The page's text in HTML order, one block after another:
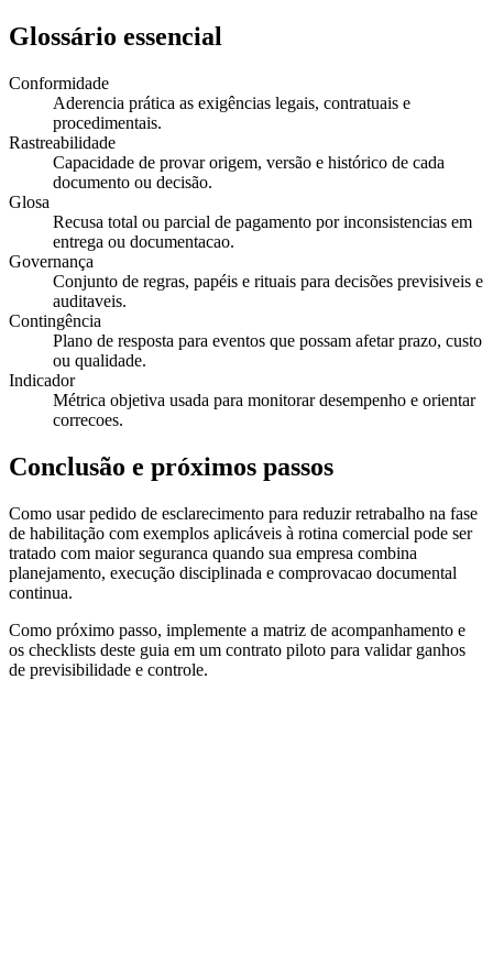
Glossário essencial
Conformidade
Aderencia prática as exigências legais, contratuais e
procedimentais.
Rastreabilidade
Capacidade de provar origem, versão e histórico de cada
documento ou decisão.
Glosa
Recusa total ou parcial de pagamento por inconsistencias em
entrega ou documentacao.
Governança
Conjunto de regras, papéis e rituais para decisões previsiveis e
auditaveis.
Contingência
Plano de resposta para eventos que possam afetar prazo, custo
ou qualidade.
Indicador
Métrica objetiva usada para monitorar desempenho e orientar
correcoes.
Conclusão e próximos passos
Como usar pedido de esclarecimento para reduzir retrabalho na fase
de habilitação com exemplos aplicáveis à rotina comercial pode ser
tratado com maior seguranca quando sua empresa combina
planejamento, execução disciplinada e comprovacao documental
continua.
Como próximo passo, implemente a matriz de acompanhamento e
os checklists deste guia em um contrato piloto para validar ganhos
de previsibilidade e controle.